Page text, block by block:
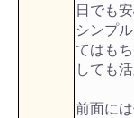
日でも
シンプ
てはも
しても
前面に